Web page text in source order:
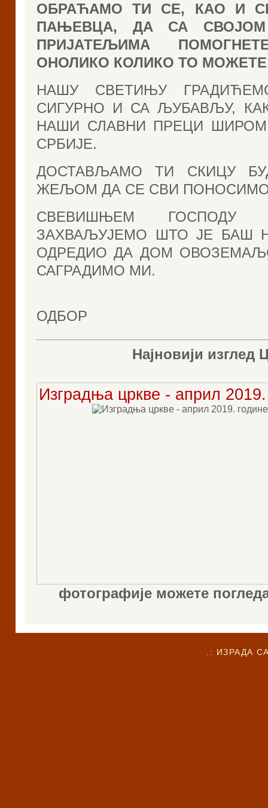
ОБРАЋАМО ТИ СЕ, КАО И
ПАЊЕВЦА, ДА СА
ПРИЈАТЕЉИМА
ОНОЛИКО КОЛИКО ТО
НАШУ СВЕТИЊУ
СИГУРНО И СА ЉУБАВЉУ,
НАШИ СЛАВНИ ПРЕЦИ
СРБИЈЕ.
ДОСТАВЉАМО ТИ СКИЦУ
ЖЕЉОМ ДА СЕ СВИ
СВЕВИШЊЕМ ГОСПОДУ
ЗАХВАЉУЈЕМО ШТО ЈЕ БАШ
ОДРЕДИО ДА ДОМ
САГРАДИМО МИ.
ОДБОР
Најновији изглед
Изградња цркве - април 2019.
фотографије можете
.: ИЗРАДА